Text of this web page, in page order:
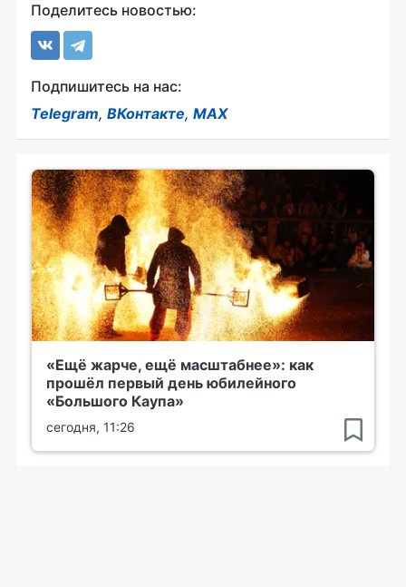
Поделитесь новостью:
Подпишитесь на нас:
Telegram, ВКонтакте, MAX
«Ещё жарче, ещё масштабнее»: как
прошёл первый день юбилейного
«Большого Каупа»
сегодня, 11:26